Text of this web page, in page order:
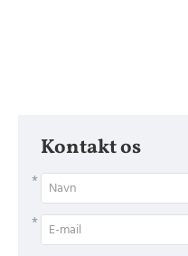
Kontakt os